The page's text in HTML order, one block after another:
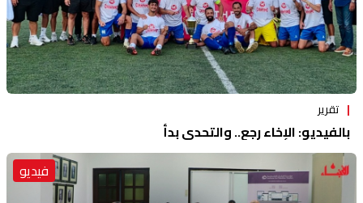
تقرير
بالفيديو: الإخاء رجع.. والتحدي بدأ
فيديو